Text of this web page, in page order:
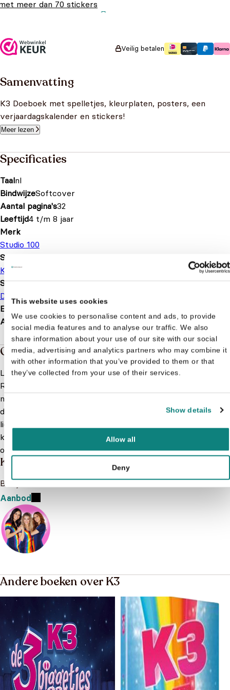
This website uses cookies
We use cookies to personalise content and ads, to provide
social media features and to analyse our traffic. We also
share information about your use of our site with our social
media, advertising and analytics partners who may combine it
with other information that you’ve provided to them or that
they’ve collected from your use of their services.
Show details
Allow all
Deny
meer dan 70 stickers
Veilig betalen
Samenvatting
K3 Doeboek met spelletjes, kleurplaten, posters, een
verjaardagskalender en stickers!
Meer lezen
Specificaties
Taalnl
BindwijzeSoftcover
Aantal pagina's32
Leeftijd4 t/m 8 jaar
Merk
Studio 100
Serie of karakter
K3
Soort boek
Doeboek
Stickerboek
EAN
Afmetingen297 × 210 × 5 mm
Over de boeken van K3
Liedjes zoals ‘Alle Kleuren van de Regenboog’, ‘Tele-
Romeo’, '10.000 Luchtballonnen' en 'Waterval'; wie kent ze
niet? De meeste K3 liedjes zijn vrolijk en gaan over dingen
die kinderen en tieners bezig houden, zoals vriendschap,
liefde en school. Alles rondom K3 is dan ook erg populair bij
kinderen, waaronder natuurlijk ook K3 boeken. Bestel ze nu
online!Meer lezen
K3
Bekijk het boeken aanbod van K3
Aanbod
Andere boeken over K3